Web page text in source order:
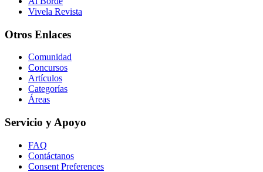
Vivela Revista
Otros Enlaces
Comunidad
Concursos
Artículos
Categorías
Áreas
Servicio y Apoyo
FAQ
Contáctanos
Consent Preferences